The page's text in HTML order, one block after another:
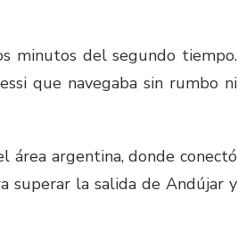
minutos del segundo tiempo.
que navegaba sin rumbo ni
área argentina, donde conectó
superar la salida de Andújar y